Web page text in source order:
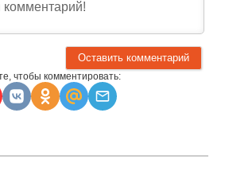
чтобы комментировать: